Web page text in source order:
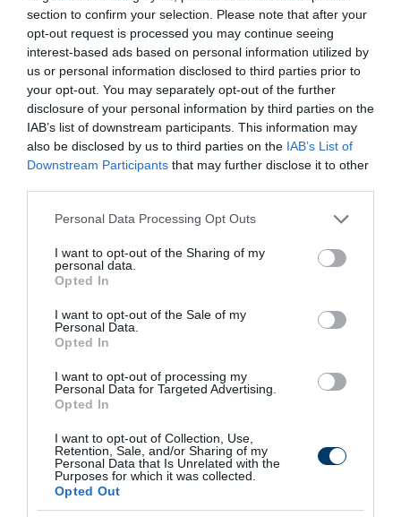
section to confirm your selection. Please note that after your
opt-out request is processed you may continue seeing
interest-based ads based on personal information utilized by
us or personal information disclosed to third parties prior to
your opt-out. You may separately opt-out of the further
disclosure of your personal information by third parties on the
IAB’s list of downstream participants. This information may
also be disclosed by us to third parties on the IAB’s List of
Downstream Participants that may further disclose it to other
Please note that this website/app uses one or more Google
not limited to your visit or usage behaviour. You may click to
grant or deny consent to Google and its third-party tags to
use your data for below specified purposes in below Google
consent section.
Personal Data Processing Opt Outs
I want to opt-out of the Sharing of my
personal data.
Opted In
I want to opt-out of the Sale of my
Personal Data.
Opted In
I want to opt-out of processing my
Personal Data for Targeted Advertising.
Opted In
I want to opt-out of Collection, Use,
Retention, Sale, and/or Sharing of my
Personal Data that Is Unrelated with the
Purposes for which it was collected.
Opted Out
Stop Eating These 3 Foods That Are Known to
474 167
1 h 50 min